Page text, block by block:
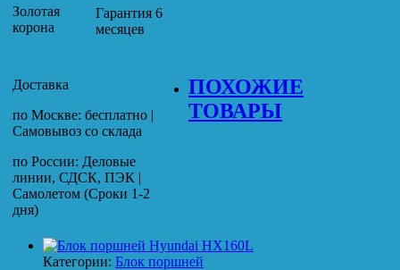
Золотая
корона
Гарантия 6
месяцев
Доставка
по Москве: бесплатно |
Самовывоз со склада
по России: Деловые
линии, СДСК, ПЭК |
Самолетом (Сроки 1-2
дня)
ПОХОЖИЕ
ТОВАРЫ
Категории: Блок поршней